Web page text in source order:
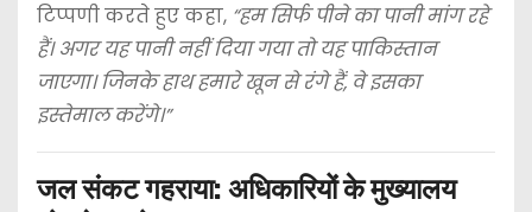
टिप्पणी करते हुए कहा, “हम सिर्फ पीने का पानी मांग रहे
हैं। अगर यह पानी नहीं दिया गया तो यह पाकिस्तान
जाएगा। जिनके हाथ हमारे खून से रंगे हैं, वे इसका
इस्तेमाल करेंगे।”
जल संकट गहराया: अधिकारियों के मुख्यालय